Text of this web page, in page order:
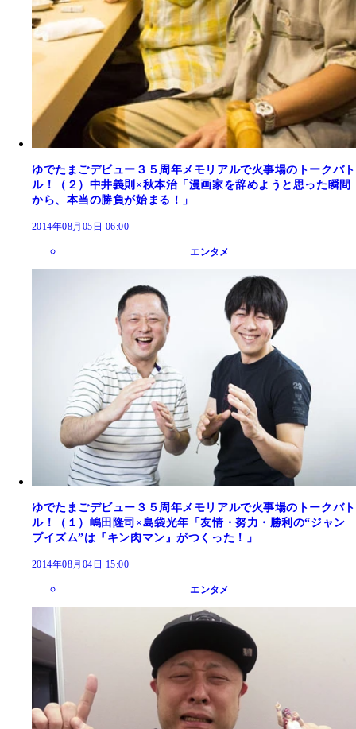
ゆでたまごデビュー３５周年メモリアルで火事場のトークバト
ル！（２）中井義則×秋本治「漫画家を辞めようと思った瞬間
から、本当の勝負が始まる！」
2014年08月05日 06:00
エンタメ
ゆでたまごデビュー３５周年メモリアルで火事場のトークバト
ル！（１）嶋田隆司×島袋光年「友情・努力・勝利の“ジャン
プイズム”は『キン肉マン』がつくった！」
2014年08月04日 15:00
エンタメ